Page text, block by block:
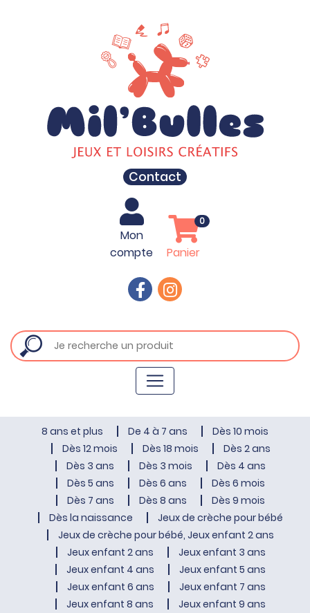
Contact
Mon
compte
Panier
0
8 ans et plus De 4 à 7 ans
Dès 10 mois
Dès 12 mois
Dès 18 mois
Dès 2 ans
Dès 3 ans
Dès 3 mois
Dès 4 ans
Dès 5 ans
Dès 6 ans
Dès 6 mois
Dès 7 ans
Dès 8 ans
Dès 9 mois
Dès la naissance
Jeux de crèche pour bébé
Jeux de crèche pour bébé, Jeux enfant 2 ans
Jeux enfant 2 ans
Jeux enfant 3 ans
Jeux enfant 4 ans
Jeux enfant 5 ans
Jeux enfant 6 ans
Jeux enfant 7 ans
Jeux enfant 8 ans
Jeux enfant 9 ans